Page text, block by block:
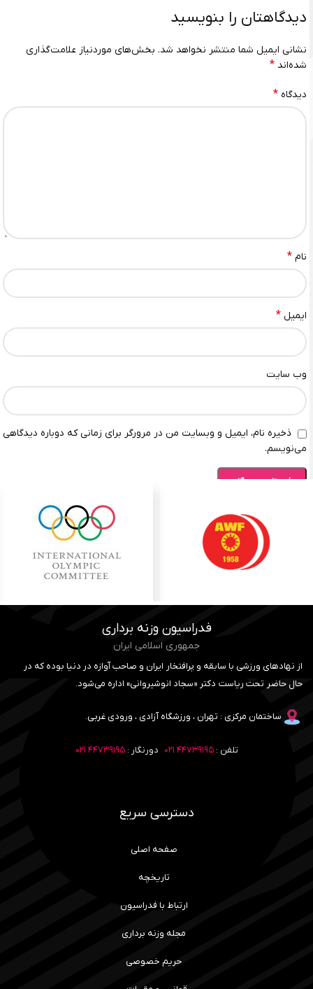
دیدگاهتان را بنویسید
نشانی ایمیل شما منتشر نخواهد شد. بخش‌های موردنیاز علامت‌گذاری
شده‌اند *
دیدگاه *
نام *
ایمیل *
وب‌ سایت
ذخیره نام، ایمیل و وبسایت من در مرورگر برای زمانی که دوباره دیدگاهی
می‌نویسم.
فدراسیون وزنه برداری
جمهوری اسلامی ایران
از نهادهای ورزشی با سابقه و پرافتخار ایران و صاحب آوازه در دنیا بوده که در
حال حاضر تحت ریاست دکتر «سجاد انوشیروانی» اداره می‌شود.
ساختمان مرکزی : تهران ، ورزشگاه آزادی ، ورودی غربی.
تلفن :۴۴۷۳۹۱۹۵ ۰۲۱ دورنگار :۴۴۷۳۹۱۹۵ ۰۲۱
دسترسی سریع
صفحه اصلی
تاریخچه
ارتباط با فدراسیون
مجله وزنه برداری
حریم خصوصی